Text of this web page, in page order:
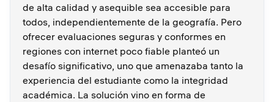
de alta calidad y asequible sea accesible para
todos, independientemente de la geografía. Pero
ofrecer evaluaciones seguras y conformes en
regiones con internet poco fiable planteó un
desafío significativo, uno que amenazaba tanto la
experiencia del estudiante como la integridad
académica. La solución vino en forma de